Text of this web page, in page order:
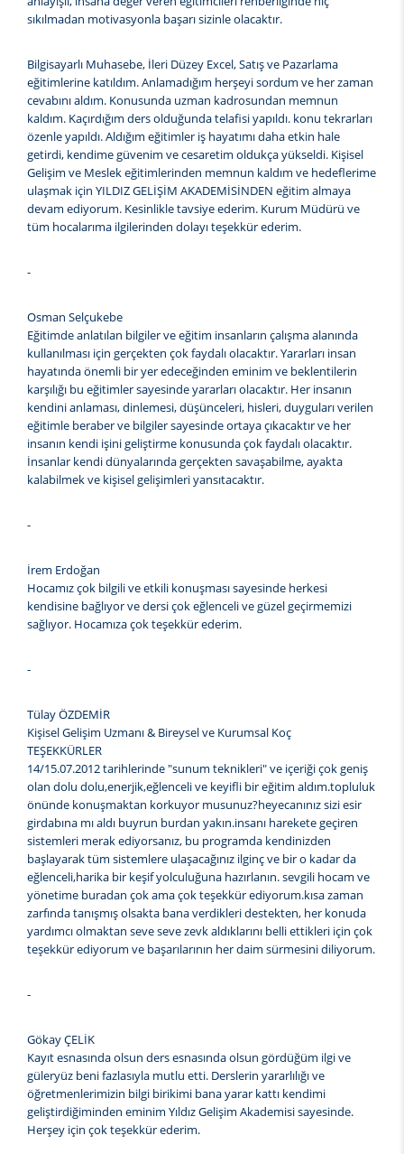
sıkılmadan motivasyonla başarı sizinle olacaktır.
Bilgisayarlı Muhasebe, İleri Düzey Excel, Satış ve Pazarlama
eğitimlerine katıldım. Anlamadığım herşeyi sordum ve her zaman
cevabını aldım. Konusunda uzman kadrosundan memnun
kaldım. Kaçırdığım ders olduğunda telafisi yapıldı. konu tekrarları
özenle yapıldı. Aldığım eğitimler iş hayatımı daha etkin hale
getirdi, kendime güvenim ve cesaretim oldukça yükseldi. Kişisel
Gelişim ve Meslek eğitimlerinden memnun kaldım ve hedeflerime
ulaşmak için YILDIZ GELİŞİM AKADEMİSİNDEN eğitim almaya
devam ediyorum. Kesinlikle tavsiye ederim. Kurum Müdürü ve
tüm hocalarıma ilgilerinden dolayı teşekkür ederim.
-
Osman Selçukebe
Eğitimde anlatılan bilgiler ve eğitim insanların çalışma alanında
kullanılması için gerçekten çok faydalı olacaktır. Yararları insan
hayatında önemli bir yer edeceğinden eminim ve beklentilerin
karşılığı bu eğitimler sayesinde yararları olacaktır. Her insanın
kendini anlaması, dinlemesi, düşünceleri, hisleri, duyguları verilen
eğitimle beraber ve bilgiler sayesinde ortaya çıkacaktır ve her
insanın kendi işini geliştirme konusunda çok faydalı olacaktır.
İnsanlar kendi dünyalarında gerçekten savaşabilme, ayakta
kalabilmek ve kişisel gelişimleri yansıtacaktır.
-
İrem Erdoğan
Hocamız çok bilgili ve etkili konuşması sayesinde herkesi
kendisine bağlıyor ve dersi çok eğlenceli ve güzel geçirmemizi
sağlıyor. Hocamıza çok teşekkür ederim.
-
Tülay ÖZDEMİR
Kişisel Gelişim Uzmanı & Bireysel ve Kurumsal Koç
TEŞEKKÜRLER
14/15.07.2012 tarihlerinde "sunum teknikleri" ve içeriği çok geniş
olan dolu dolu,enerjik,eğlenceli ve keyifli bir eğitim aldım.topluluk
önünde konuşmaktan korkuyor musunuz?heyecanınız sizi esir
girdabına mı aldı buyrun burdan yakın.insanı harekete geçiren
sistemleri merak ediyorsanız, bu programda kendinizden
başlayarak tüm sistemlere ulaşacağınız ilginç ve bir o kadar da
eğlenceli,harika bir keşif yolculuğuna hazırlanın. sevgili hocam ve
yönetime buradan çok ama çok teşekkür ediyorum.kısa zaman
zarfında tanışmış olsakta bana verdikleri destekten, her konuda
yardımcı olmaktan seve seve zevk aldıklarını belli ettikleri için çok
teşekkür ediyorum ve başarılarının her daim sürmesini diliyorum.
-
Gökay ÇELİK
Kayıt esnasında olsun ders esnasında olsun gördüğüm ilgi ve
güleryüz beni fazlasıyla mutlu etti. Derslerin yararlılığı ve
öğretmenlerimizin bilgi birikimi bana yarar kattı kendimi
geliştirdiğiminden eminim Yıldız Gelişim Akademisi sayesinde.
Herşey için çok teşekkür ederim.